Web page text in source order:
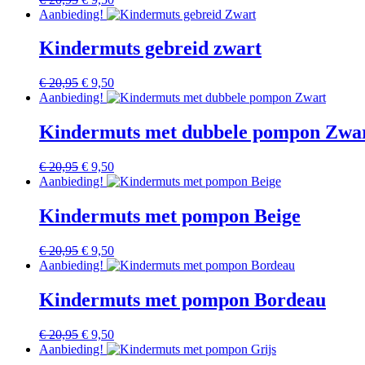
prijs
€ 20,95.
prijs
€ 9,50.
Aanbieding!
Kindermuts gebreid zwart
€20,95 Oorspronkelijke
prijs
€ 9,50Huidige
prijs
€ 9,50.
Aanbieding!
Kindermuts met dubbele pompon
€20,95 Oorspronkelijke
prijs
€ 9,50Huidige
prijs
€ 9,50.
Aanbieding!
Kindermuts met pompon Beige
€20,95 Oorspronkelijke
prijs
€ 9,50Huidige
prijs
€ 9,50.
Aanbieding!
Kindermuts met pompon Bordeau
€20,95 Oorspronkelijke
prijs
€ 9,50Huidige
prijs
Aanbieding!